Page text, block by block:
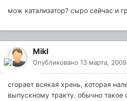
мож катализатор? сыро сейчас и
Mikl
Опубликовано 13 марта, 2009
сгорает всякая хрень, которая
выпускному тракту. обычно такое